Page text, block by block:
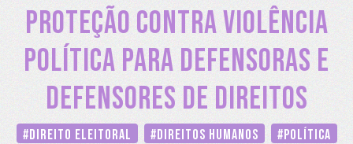
PROTEÇÃO CONTRA VIOLÊNCIA
POLÍTICA PARA DEFENSORAS E
DEFENSORES DE DIREITOS
#Direito Eleitoral #Direitos Humanos #Política